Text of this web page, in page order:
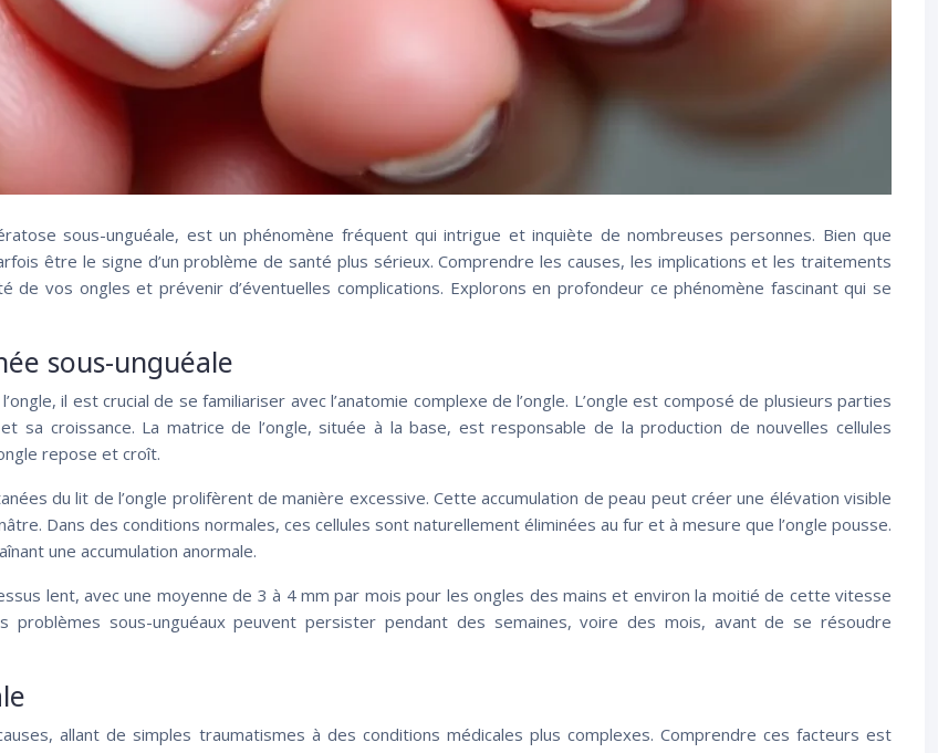
sous-unguéale, est un phénomène fréquent qui intrigue et inquiète de nombreuses personnes. Bien que
être le signe d’un problème de santé plus sérieux. Comprendre les causes, les implications et les traitements
vos ongles et prévenir d’éventuelles complications. Explorons en profondeur ce phénomène fascinant qui se
sous-unguéale
il est crucial de se familiariser avec l’anatomie complexe de l’ongle. L’ongle est composé de plusieurs parties
sa croissance. La matrice de l’ongle, située à la base, est responsable de la production de nouvelles cellules
repose et croît.
du lit de l’ongle prolifèrent de manière excessive. Cette accumulation de peau peut créer une élévation visible
Dans des conditions normales, ces cellules sont naturellement éliminées au fur et à mesure que l’ongle pousse.
une accumulation anormale.
lent, avec une moyenne de 3 à 4 mm par mois pour les ongles des mains et environ la moitié de cette vitesse
sous-unguéaux peuvent persister pendant des semaines, voire des mois, avant de se résoudre
allant de simples traumatismes à des conditions médicales plus complexes. Comprendre ces facteurs est